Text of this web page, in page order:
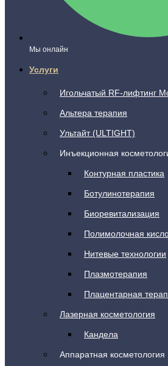
Мы онлайн
Услуги
Игольчатый RF-лифтинг
Альтера терапия
Ультайт (ULTIGHT)
Инъекционная
Контурная пластика
Ботулинотерапия
Биоревитализация
Полимолочная
Нитевые технологии
Плазмотерапия
Плацентарная
Лазерная косметология
Кандела
Аппаратная косметология